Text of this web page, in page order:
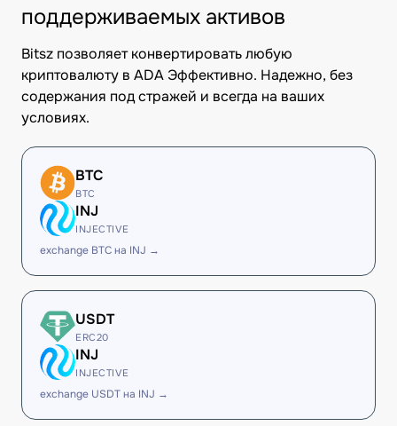
поддерживаемых активов
Bitsz позволяет конвертировать любую
криптовалюту в ADA Эффективно. Надежно, без
содержания под стражей и всегда на ваших
условиях.
BTC
BTC
INJ
INJECTIVE
exchange BTC на INJ →
USDT
ERC20
INJ
INJECTIVE
exchange USDT на INJ →